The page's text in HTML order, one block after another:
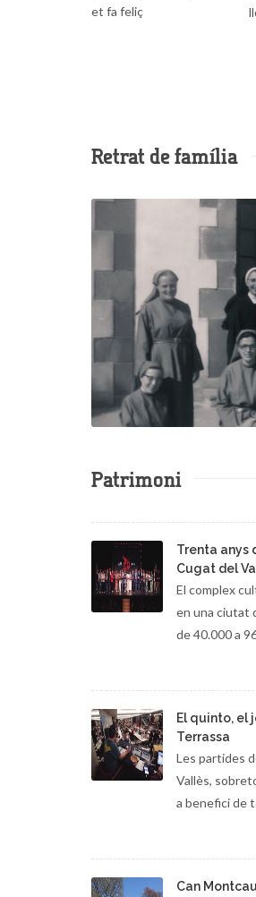
et fa feliç
Retrat de família
Patrimoni
Trenta anys
Cugat del
El complex
en una ciutat
de 40.000 a
El quinto, el
Terrassa
Les partides
Vallès,
a benefici de
Can